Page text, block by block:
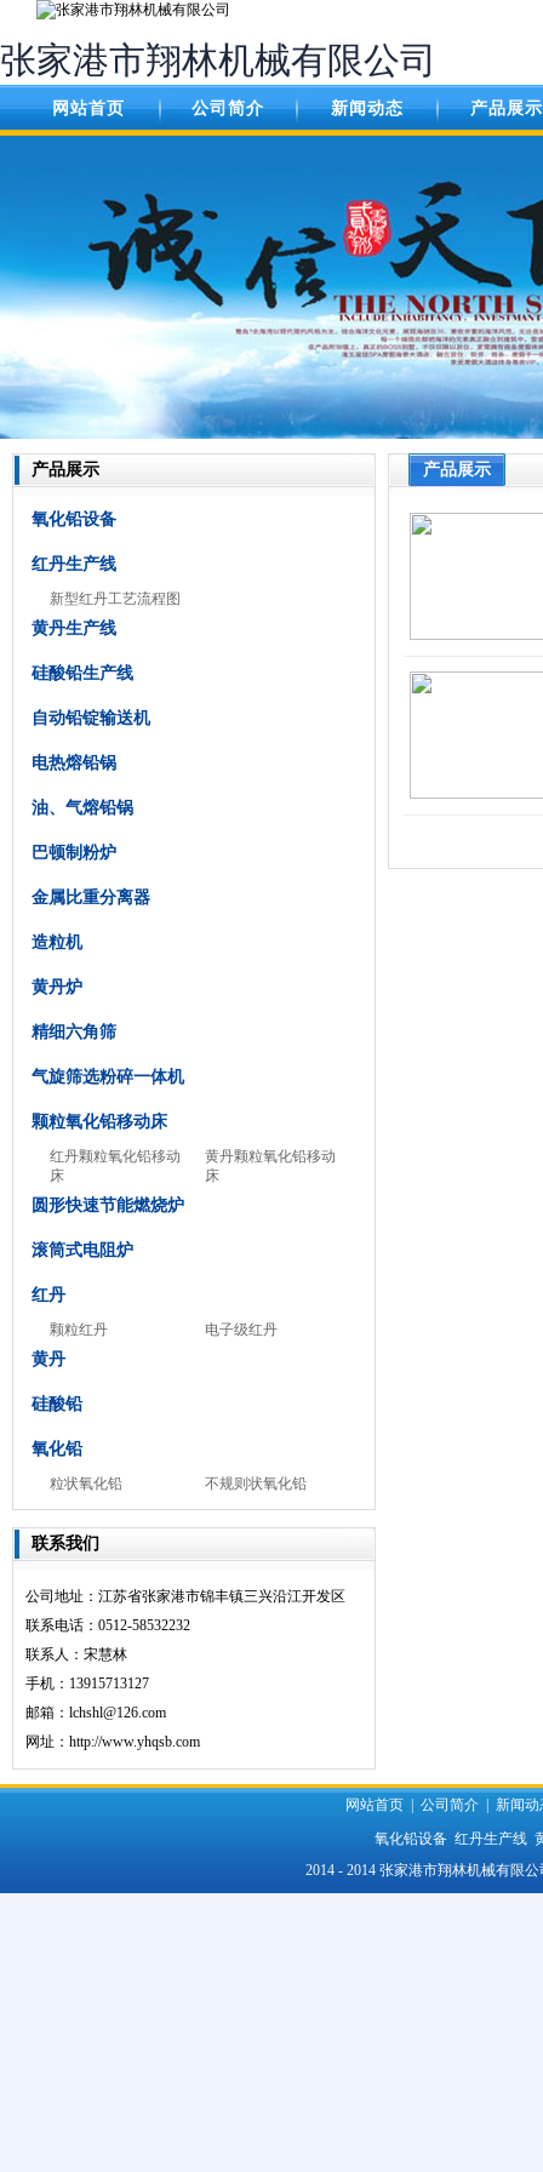
张家港市翔林机械有限公司
网站首页 公司简介 新闻动态 产品展示
产品展示
产品展示
氧化铅设备
红丹生产线
新型红丹工艺流程图
黄丹生产线
硅酸铅生产线
自动铅锭输送机
电热熔铅锅
油、气熔铅锅
巴顿制粉炉
金属比重分离器
造粒机
黄丹炉
精细六角筛
气旋筛选粉碎一体机
颗粒氧化铅移动床
红丹颗粒氧化铅移动
床
黄丹颗粒氧化铅移动
床
圆形快速节能燃烧炉
滚筒式电阻炉
红丹
颗粒红丹 电子级红丹
黄丹
硅酸铅
氧化铅
粒状氧化铅 不规则状氧化铅
联系我们
公司地址：江苏省张家港市锦丰镇三兴沿江开发区
联系电话：0512-58532232
联系人：宋慧林
手机：13915713127
邮箱：lchshl@126.com
网址： http://www.yhqsb.com
网站首页 公司简介
新闻动
氧化铅设备 红丹生产线
2014 - 2014 张家港市翔林机械有限